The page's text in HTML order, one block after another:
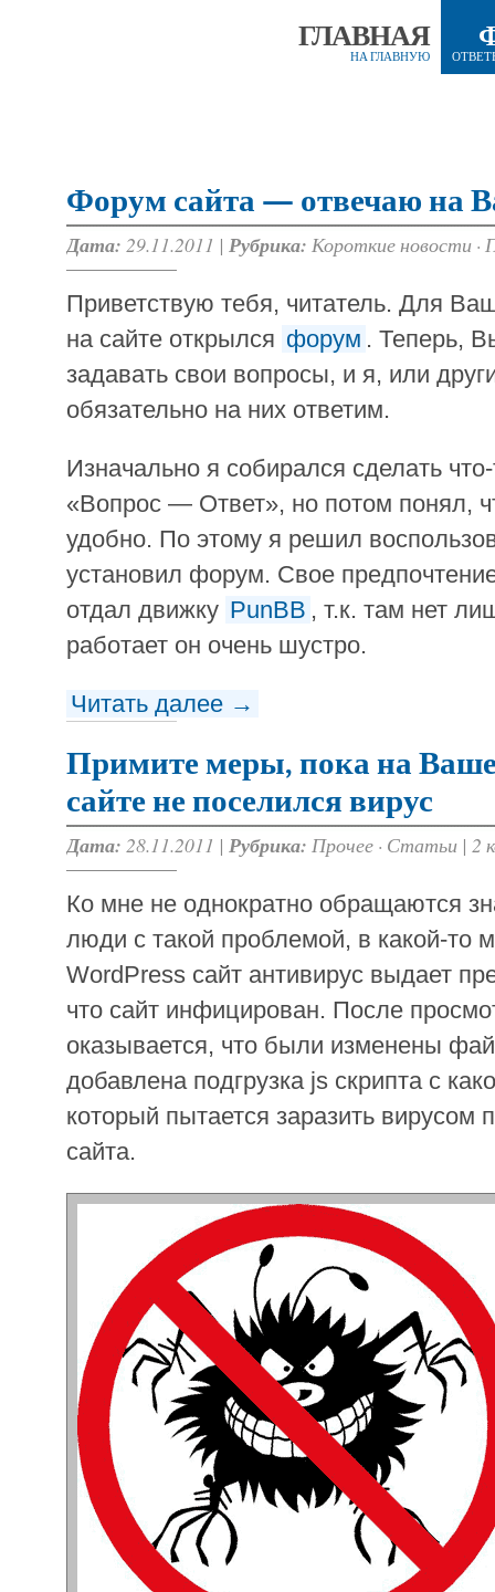
ГЛАВНАЯ
НА ГЛАВНУЮ
Форум сайта — отвечаю на
Дата: 29.11.2011 | Рубрика: Короткие новости ·
Приветствую тебя, читатель. Для
на сайте открылся форум . Теперь,
задавать свои вопросы, и я, или
обязательно на них ответим.
Изначально я собирался сделать
«Вопрос — Ответ», но потом понял,
удобно. По этому я решил
установил форум. Свое
отдал движку PunBB , т.к. там нет
работает он очень шустро.
Читать далее →
Примите меры, пока на
сайте не поселился вирус
Дата: 28.11.2011 | Рубрика: Прочее · Статьи | 2
Ко мне не однократно обращаются
люди с такой проблемой, в какой-то
WordPress сайт антивирус выдает
что сайт инфицирован. После
оказывается, что были изменены
добавлена подгрузка js скрипта с
который пытается заразить вирусом
сайта.